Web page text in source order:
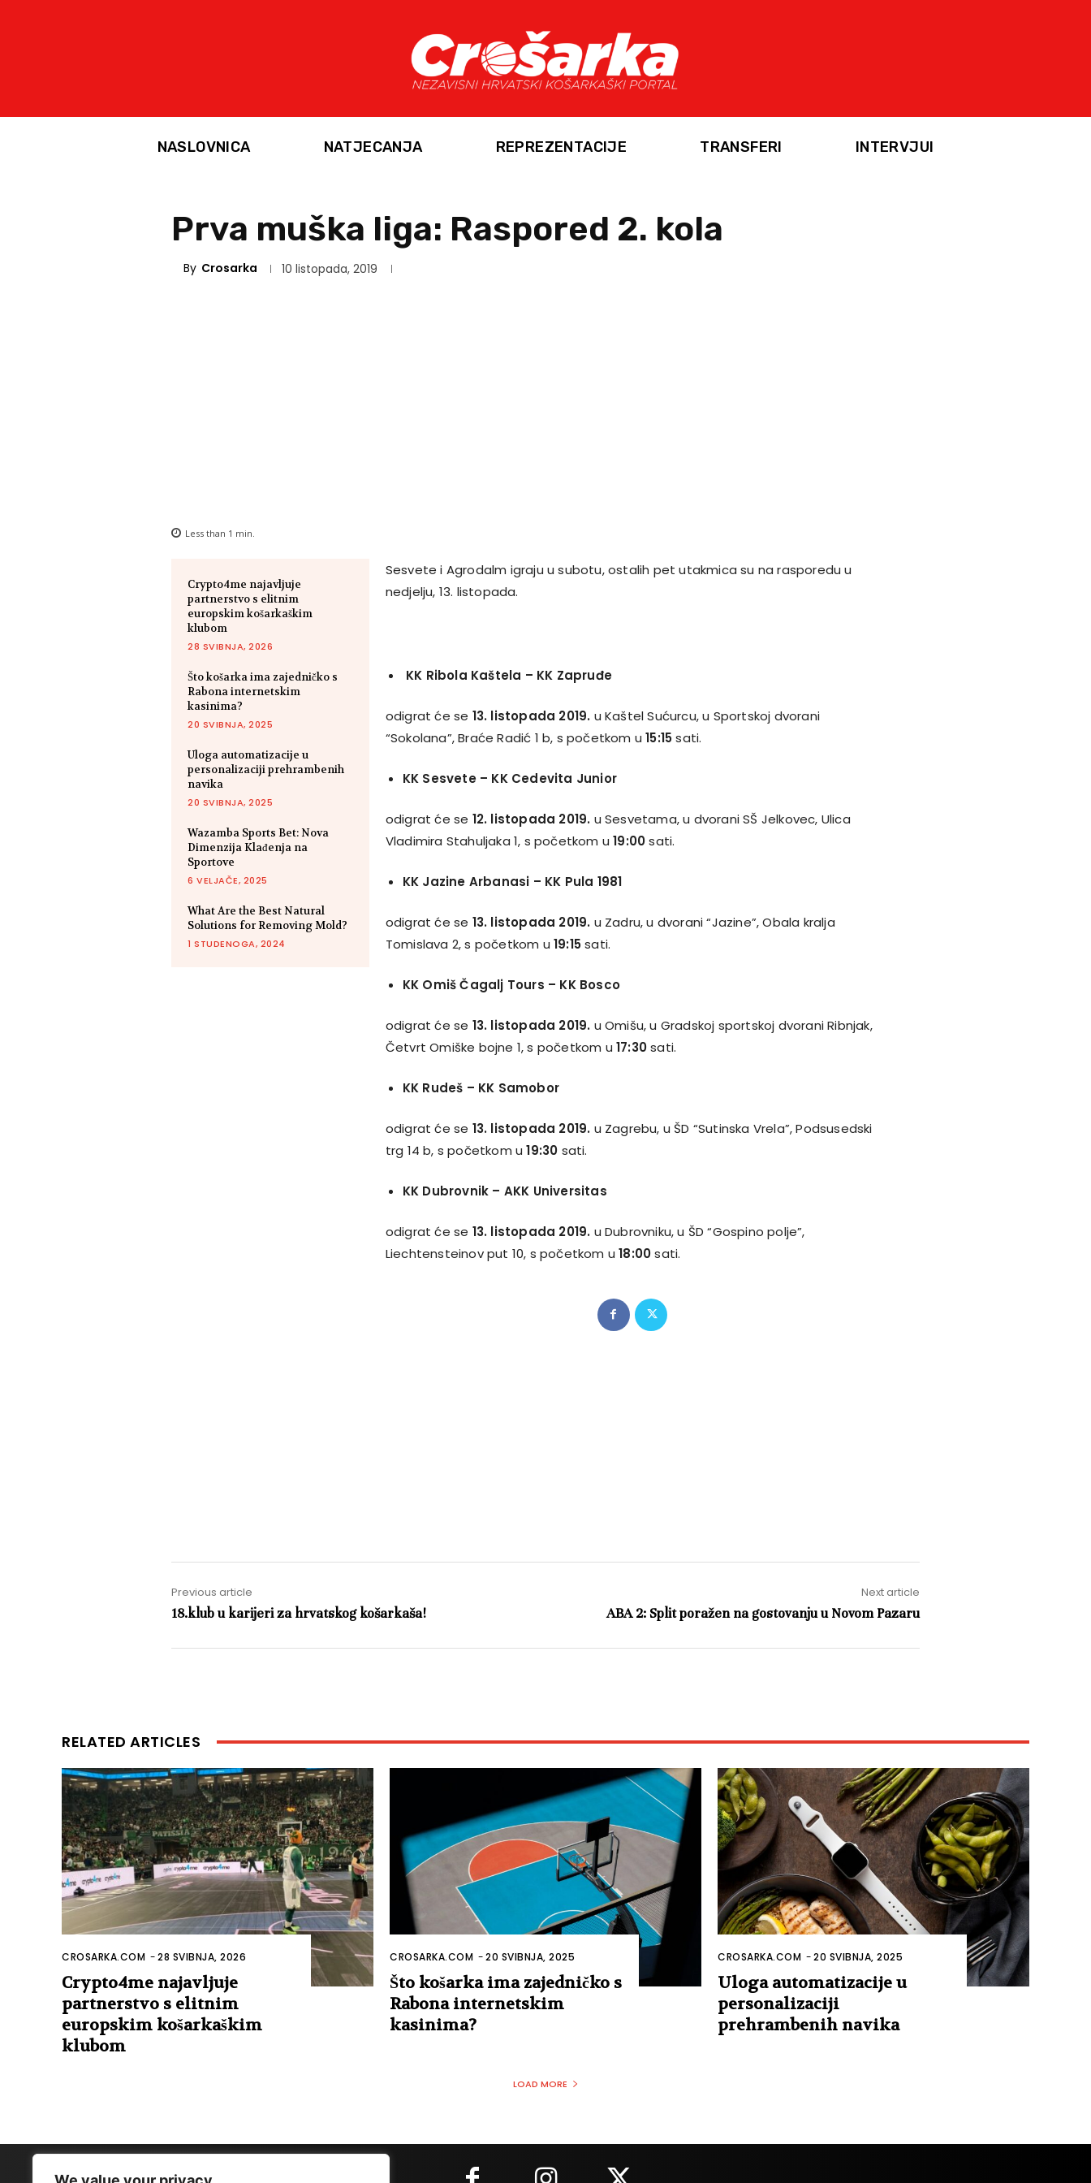
NASLOVNICA NATJECANJA REPREZENTACIJE TRANSFERI INTERVJUI
Prva muška liga: Raspored 2. kola
By Crosarka 10 listopada, 2019
Less than 1 min.
Crypto4me najavljuje
partnerstvo s elitnim
europskim košarkaškim
klubom
28 SVIBNJA, 2026
Što košarka ima zajedničko s
Rabona internetskim
kasinima?
20 SVIBNJA, 2025
Uloga automatizacije u
personalizaciji prehrambenih
navika
20 SVIBNJA, 2025
Wazamba Sports Bet: Nova
Dimenzija Klađenja na
Sportove
6 VELJAČE, 2025
What Are the Best Natural
Solutions for Removing Mold?
1 STUDENOGA, 2024
Sesvete i Agrodalm igraju u subotu, ostalih pet utakmica su na rasporedu u
nedjelju, 13. listopada.
KK Ribola Kaštela – KK Zapruđe
odigrat će se 13. listopada 2019. u Kaštel Sućurcu, u Sportskoj dvorani
“Sokolana”, Braće Radić 1 b, s početkom u15:15sati.
KK Sesvete– KK Cedevita Junior
odigrat će se 12. listopada 2019. u Sesvetama, u dvorani SŠ Jelkovec, Ulica
Vladimira Stahuljaka 1, s početkom u19:00sati.
KK Jazine Arbanasi – KK Pula 1981
odigrat će se 13. listopada 2019. u Zadru, u dvorani “Jazine”, Obala kralja
Tomislava 2, s početkom u 19:15sati.
KK Omiš Čagalj Tours – KK Bosco
odigrat će se 13. listopada 2019. u Omišu, u Gradskoj sportskoj dvorani Ribnjak,
Četvrt Omiške bojne 1, s početkom u 17:30sati.
KK Rudeš – KK Samobor
odigrat će se 13. listopada 2019. u Zagrebu, u ŠD “Sutinska Vrela”, Podsusedski
trg 14 b, s početkom u19:30 sati.
KK Dubrovnik – AKK Universitas
odigrat će se 13. listopada 2019. u Dubrovniku, u ŠD “Gospino polje”,
Liechtensteinov put 10, s početkom u18:00sati.
Previous article
18.klub u karijeri za hrvatskog košarkaša!
Next article
ABA 2: Split poražen na gostovanju u Novom Pazaru
RELATED ARTICLES
CROSARKA.COM -28 SVIBNJA, 2026
Crypto4me najavljuje
partnerstvo s elitnim
europskim košarkaškim
klubom
CROSARKA.COM -20 SVIBNJA, 2025
Što košarka ima zajedničko s
Rabona internetskim
kasinima?
CROSARKA.COM -20 SVIBNJA, 2025
Uloga automatizacije u
personalizaciji
prehrambenih navika
LOAD MORE